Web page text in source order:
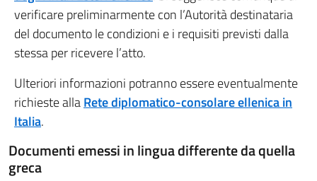
verificare preliminarmente con l’Autorità destinataria
del documento le condizioni e i requisiti previsti dalla
stessa per ricevere l’atto.
Ulteriori informazioni potranno essere eventualmente
richieste allaRete diplomatico-consolare ellenica in
Italia.
Documenti emessi in lingua differente da quella
greca